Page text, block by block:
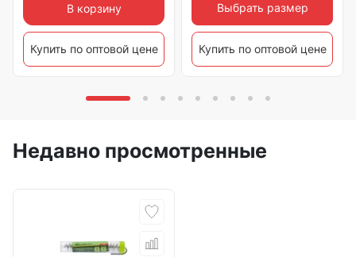
В корзину
Купить по оптовой цене
Выбрать размер
Купить по оптовой цене
Недавно просмотренные